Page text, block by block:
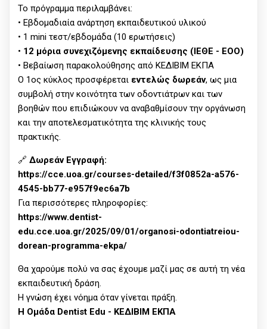
Το πρόγραμμα περιλαμβάνει:
• Εβδομαδιαία ανάρτηση εκπαιδευτικού υλικού
• 1 mini τεστ/εβδομάδα (10 ερωτήσεις)
• 12 μόρια συνεχιζόμενης εκπαίδευσης (ΙΕΘΕ - ΕΟΟ)
• Βεβαίωση παρακολούθησης από ΚΕΔΙΒΙΜ ΕΚΠΑ
Ο 1ος κύκλος προσφέρεται εντελώς δωρεάν, ως μια
συμβολή στην κοινότητα των οδοντιάτρων και των
βοηθών που επιδιώκουν να αναβαθμίσουν την οργάνωση
και την αποτελεσματικότητα της κλινικής τους
πρακτικής.
🔗 Δωρεάν Εγγραφή:
https://cce.uoa.gr/courses-detailed/f3f0852a-a576-
4545-bb77-e957f9ec6a7b
Για περισσότερες πληροφορίες:
https://www.dentist-
edu.cce.uoa.gr/2025/09/01/organosi-odontiatreiou-
dorean-programma-ekpa/
Θα χαρούμε πολύ να σας έχουμε μαζί μας σε αυτή τη νέα
εκπαιδευτική δράση.
Η γνώση έχει νόημα όταν γίνεται πράξη.
Η Ομάδα Dentist Edu - ΚΕΔΙΒΙΜ ΕΚΠΑ